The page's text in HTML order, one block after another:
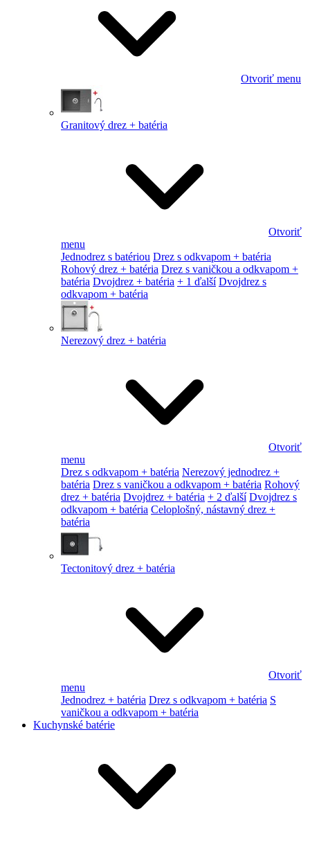
Otvoriť menu
Granitový drez + batéria
Otvoriť
menu
Jednodrez s batériou Drez s odkvapom + batéria
Rohový drez + batéria Drez s vaničkou a odkvapom +
batéria Dvojdrez + batéria + 1 ďalší Dvojdrez s
odkvapom + batéria
Nerezový drez + batéria
Otvoriť
menu
Drez s odkvapom + batéria Nerezový jednodrez +
batéria Drez s vaničkou a odkvapom + batéria Rohový
drez + batéria Dvojdrez + batéria + 2 ďalší Dvojdrez s
odkvapom + batéria Celoplošný, nástavný drez +
batéria
Tectonitový drez + batéria
Otvoriť
menu
Jednodrez + batéria Drez s odkvapom + batéria S
vaničkou a odkvapom + batéria
Kuchynské batérie